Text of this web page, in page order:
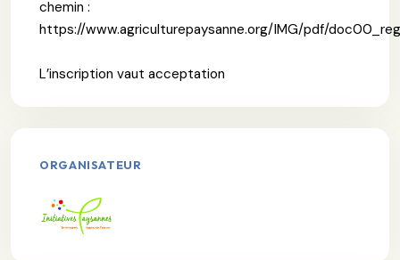
chemin :
https://www.agriculturepaysanne.org/IMG/pdf/
L’inscription vaut acceptation
ORGANISATEUR